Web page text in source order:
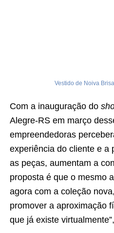
Vestido de Noiva
Com a inauguração do
Alegre-RS em março
empreendedoras
experiência do cliente e a
as peças, aumentam a
proposta é que o mesmo
agora com a coleção
promover a aproximação
que já existe